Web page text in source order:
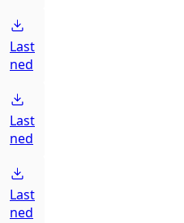
Last
ned
Last
ned
Last
ned